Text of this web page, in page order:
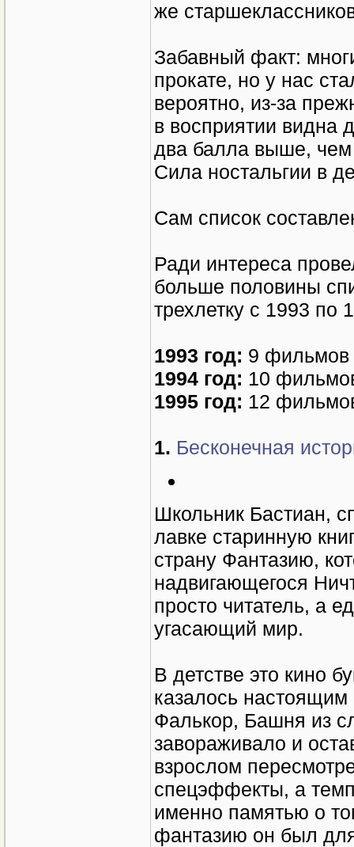
же
Забавный факт:
прокате, но у нас
вероятно, из-за
в восприятии видна
два балла выше, чем
Сила ностальгии в
Сам список
Ради интереса
больше половины
трехлетку с 1993 по
1993 год: 9 фильмов
1994 год: 10
1995 год: 12
1. Бесконечная
Школьник Бастиан,
лавке старинную
страну Фантазию,
надвигающегося
просто читатель, а
угасающий мир.
В детстве это кино
казалось
Фалькор, Башня из
завораживало и
взрослом
спецэффекты, а
именно памятью о
фантазию он был